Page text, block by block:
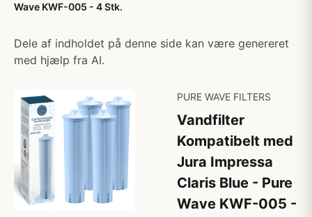
Wave KWF-005 - 4 Stk.
Dele af indholdet på denne side kan være genereret
med hjælp fra AI.
PURE WAVE FILTERS
Vandfilter
Kompatibelt med
Jura Impressa
Claris Blue - Pure
Wave KWF-005 -